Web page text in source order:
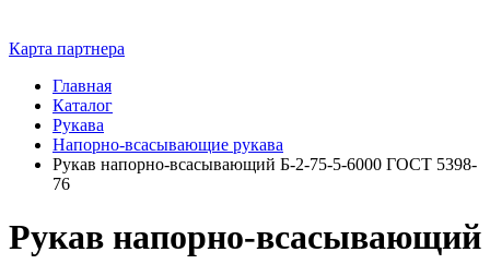
Карта партнера
Главная
Каталог
Рукава
Напорно-всасывающие рукава
Рукав напорно-всасывающий Б-2-75-5-6000 ГОСТ 5398-
76
Рукав напорно-всасывающий